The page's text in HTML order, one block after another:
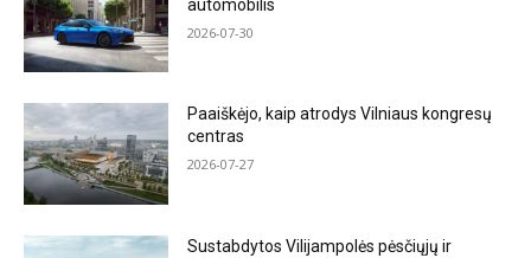
automobilis
2026-07-30
Paaiškėjo, kaip atrodys Vilniaus kongresų
centras
2026-07-27
Sustabdytos Vilijampolės pėsčiųjų ir